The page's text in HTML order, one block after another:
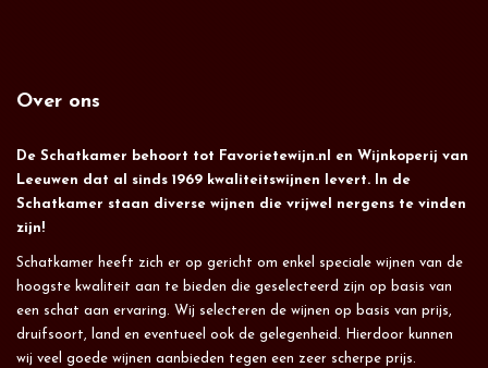
Over ons
De Schatkamer behoort tot Favorietewijn.nl en Wijnkoperij van
Leeuwen dat al sinds 1969 kwaliteitswijnen levert. In de
Schatkamer staan diverse wijnen die vrijwel nergens te vinden
zijn!
Schatkamer heeft zich er op gericht om enkel speciale wijnen van de
hoogste kwaliteit aan te bieden die geselecteerd zijn op basis van
een schat aan ervaring. Wij selecteren de wijnen op basis van prijs,
druifsoort, land en eventueel ook de gelegenheid. Hierdoor kunnen
wij veel goede wijnen aanbieden tegen een zeer scherpe prijs.